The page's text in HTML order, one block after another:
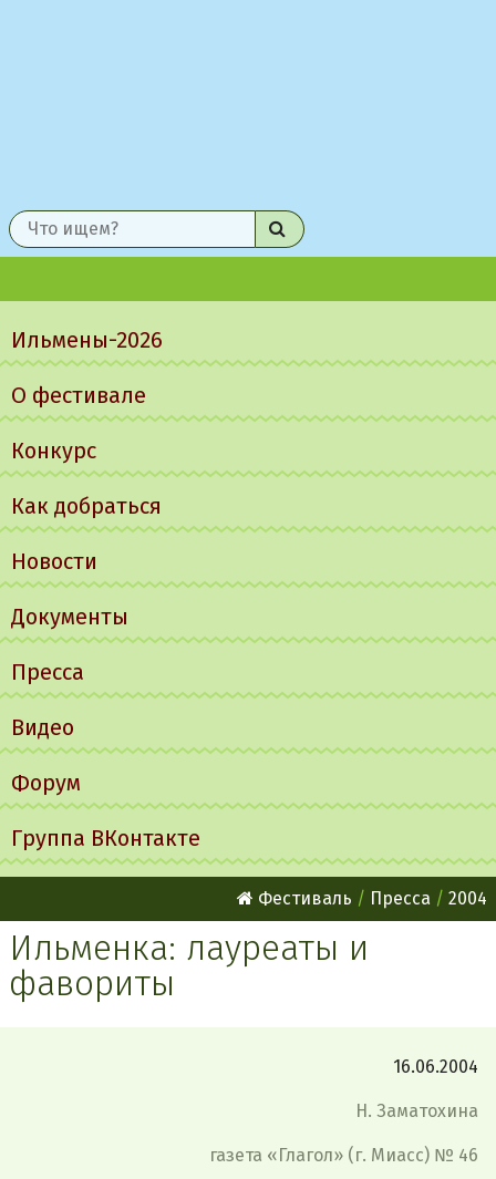
Найти
меню
Ильмены-2026
О фестивале
Конкурс
Как добраться
Новости
Документы
Пресса
Видео
Форум
Группа ВКонтакте
Фестиваль Пресса 2004
Ильменка: лауреаты и
фавориты
16.06.2004
Н. Заматохина
газета «Глагол» (г. Миасс) № 46